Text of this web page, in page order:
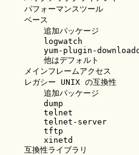
パフォーマンスツール
ベース
        追加パッケージ
logwatch
yum-plugin-
        他はデフォルト
メインフレームアクセス
レガシー UNIX の互換性
        追加パッケージ
dump
telnet
telnet-server
tftp
xinetd
互換性ライブラリ